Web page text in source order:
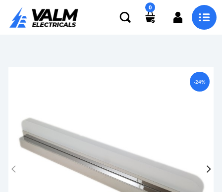
0
-24%